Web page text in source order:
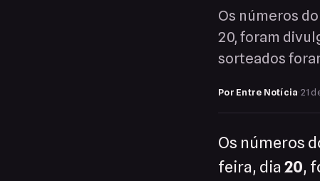
Os números
20, foram
sorteados
Por Entre Notícia·21
Os números
feira, dia 20,